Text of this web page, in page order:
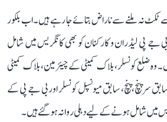
سے ٹکٹ نہ ملنے سے ناراض بتائے جا رہے ہیں۔ اب بلکور
جے پی لیڈران و کارکنان کو بھی کانگریس میں شامل
ضلع کونسلر، بلاک کمیٹی کے چیئرمین، بلاک کمیٹی
سرپنچ، پنچ، سابق میونسپل کونسلر اور بی جے پی کے
میں شامل ہونے کے لیے دہلی روانہ ہو گئے ہیں۔